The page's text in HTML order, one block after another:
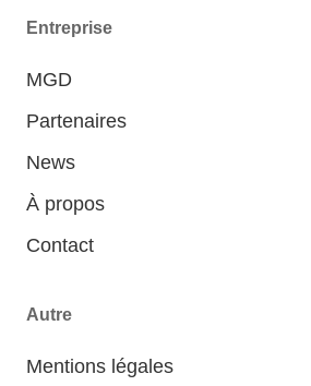
Entreprise
MGD
Partenaires
News
À propos
Contact
Autre
Mentions légales